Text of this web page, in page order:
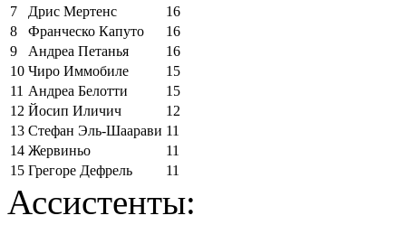
7
Дрис Мертенс
16
8
Франческо Капуто
16
9
Андреа Петанья
16
10 Чиро Иммобиле
15
11 Андреа Белотти
15
12 Йосип Иличич
12
13 Стефан Эль-Шаарави 11
14 Жервиньо
11
15 Грегоре Дефрель 11
Ассистенты: